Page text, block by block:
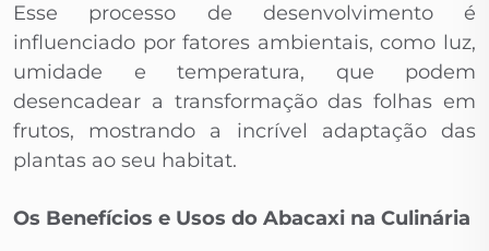
Esse processo de desenvolvimento é
influenciado por fatores ambientais, como luz,
umidade e temperatura, que podem
desencadear a transformação das folhas em
frutos, mostrando a incrível adaptação das
plantas ao seu habitat.
Os Benefícios e Usos do Abacaxi na Culinária